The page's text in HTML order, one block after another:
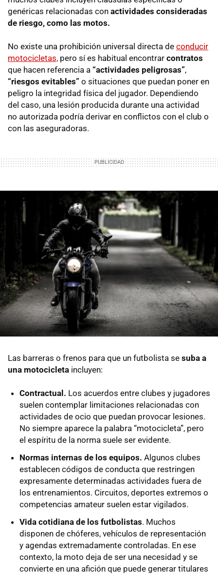
genéricas relacionadas con actividades consideradas
de riesgo, como las motos.
No existe una prohibición universal directa de conducir
motocicletas, pero sí es habitual encontrar contratos
que hacen referencia a “actividades peligrosas”,
“riesgos evitables” o situaciones que puedan poner en
peligro la integridad física del jugador. Dependiendo
del caso, una lesión producida durante una actividad
no autorizada podría derivar en conflictos con el club o
con las aseguradoras.
Las barreras o frenos para que un futbolista se suba a
una motocicleta incluyen:
Contractual. Los acuerdos entre clubes y jugadores
suelen contemplar limitaciones relacionadas con
actividades de ocio que puedan provocar lesiones.
No siempre aparece la palabra “motocicleta”, pero
el espíritu de la norma suele ser evidente.
Normas internas de los equipos. Algunos clubes
establecen códigos de conducta que restringen
expresamente determinadas actividades fuera de
los entrenamientos. Circuitos, deportes extremos o
competencias amateur suelen estar vigilados.
Vida cotidiana de los futbolistas. Muchos
disponen de chóferes, vehículos de representación
y agendas extremadamente controladas. En ese
contexto, la moto deja de ser una necesidad y se
convierte en una afición que puede generar titulares